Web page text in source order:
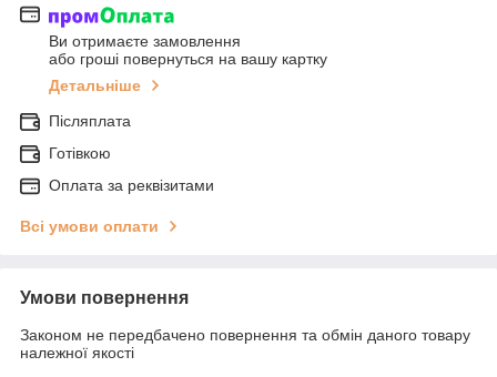
Ви отримаєте замовлення
або гроші повернуться на вашу картку
Детальніше
Післяплата
Готівкою
Оплата за реквізитами
Всі умови оплати
Умови повернення
Законом не передбачено повернення та обмін даного товару
належної якості